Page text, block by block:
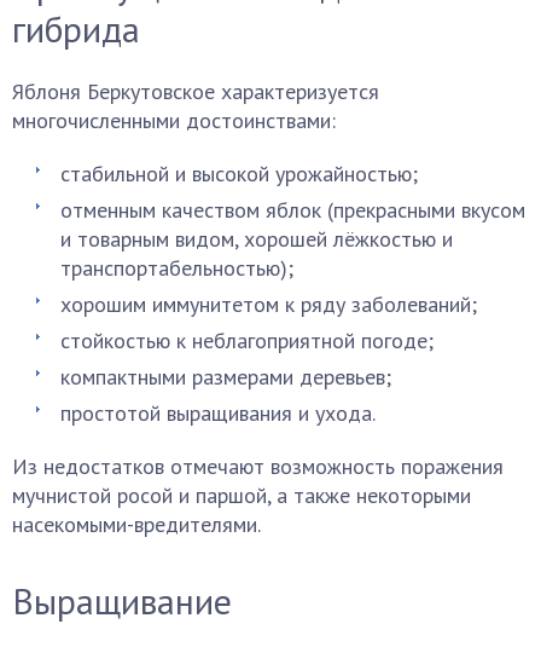
гибрида
Яблоня Беркутовское характеризуется
многочисленными достоинствами:
стабильной и высокой урожайностью;
отменным качеством яблок (прекрасными вкусом
и товарным видом, хорошей лёжкостью и
транспортабельностью);
хорошим иммунитетом к ряду заболеваний;
стойкостью к неблагоприятной погоде;
компактными размерами деревьев;
простотой выращивания и ухода.
Из недостатков отмечают возможность поражения
мучнистой росой и паршой, а также некоторыми
насекомыми-вредителями.
Выращивание